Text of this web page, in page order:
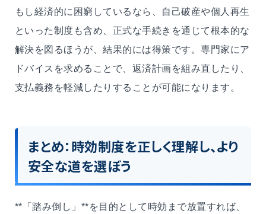
もし経済的に困窮しているなら、自己破産や個人再生
といった制度も含め、正式な手続きを通じて根本的な
解決を図るほうが、結果的には得策です。専門家にア
ドバイスを求めることで、返済計画を組み直したり、
支払義務を軽減したりすることが可能になります。
まとめ：時効制度を正しく理解し、より
安全な道を選ぼう
**「踏み倒し」**を目的として時効まで放置すれば、